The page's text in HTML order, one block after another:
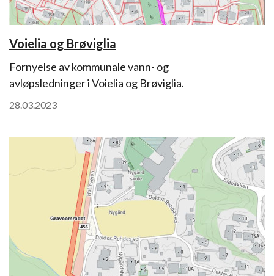
Voielia og Brøviglia
Fornyelse av kommunale vann- og
avløpsledninger i Voielia og Brøviglia.
28.03.2023